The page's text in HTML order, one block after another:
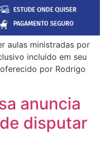
aulas ministradas por
incluído em seu
por Rodrigo
anuncia
disputar